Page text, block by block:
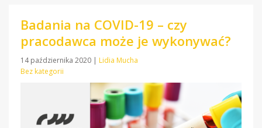
Badania na COVID-19 – czy
pracodawca może je wykonywać?
14 października 2020 | Lidia Mucha
Bez kategorii